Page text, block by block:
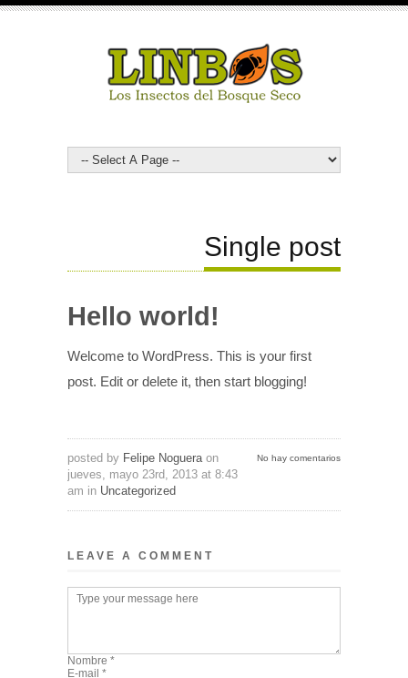
Single post
Hello world!
Welcome to WordPress. This is your first
post. Edit or delete it, then start blogging!
No hay comentarios
posted by Felipe Nogueraon
jueves, mayo 23rd, 2013 at 8:43
am in Uncategorized
LEAVE A COMMENT